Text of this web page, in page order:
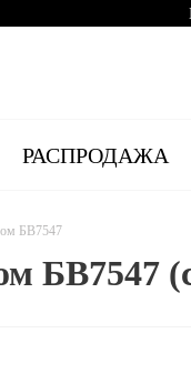
РАСПРОДАЖА
БВ7547
БВ7547